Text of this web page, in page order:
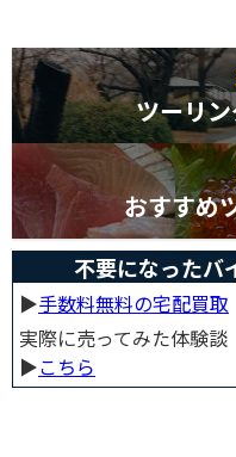
ツーリ
おすすめ
不要になったバ
▶︎手数料無料の宅配買取
実際に売ってみた体験談
▶︎こちら